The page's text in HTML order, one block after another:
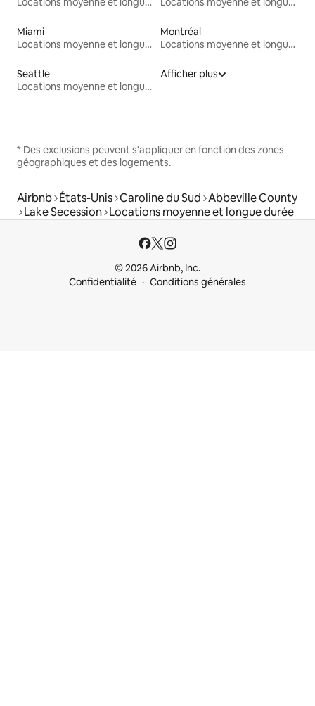
Miami
Locations moyenne et longue durée
Montréal
Locations moyenne et longue durée
Seattle
Locations moyenne et longue durée
Afficher plus
* Des exclusions peuvent s'appliquer en fonction des zones
géographiques et des logements.
Airbnb États-Unis Caroline du Sud Abbeville County
Lake Secession Locations moyenne et longue durée
© 2026 Airbnb, Inc.
Confidentialité
Conditions générales